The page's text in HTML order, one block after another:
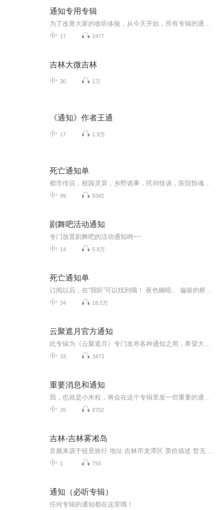
通知专用专辑
17 1477
吉林大微吉林
30 1万
《通知》作者王通
17 1.9万
死亡通知单
99 9342
剧舞吧活动通知
专门放置剧舞吧的活动通知哟~~
14 5.8万
死亡通知单
34 18.5万
云聚遮月官方通知
33 3473
重要消息和通知
26 8702
吉林-吉林雾凇岛
1 793
通知（必听专辑）
任何专辑的通知都在这里哦！